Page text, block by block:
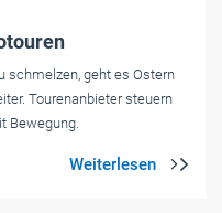
schmelzen, geht es Ostern
Tourenanbieter steuern
Bewegung.